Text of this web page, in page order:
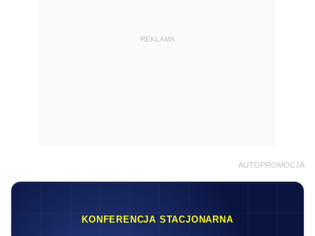
REKLAMA
AUTOPROMOCJA
KONFERENCJA STACJONARNA